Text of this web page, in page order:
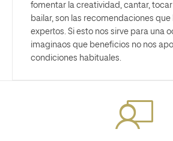
fomentar la creatividad, cantar,
bailar, son las recomendaciones
expertos. Si esto nos sirve para una
imaginaos que beneficios no nos
condiciones habituales.